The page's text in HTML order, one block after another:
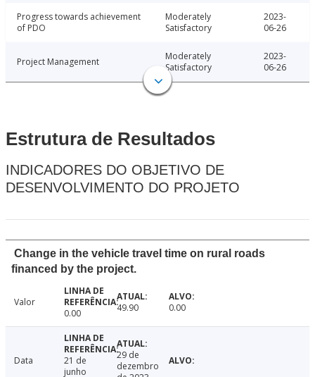
Progress towards achievement
of PDO
Moderately
Satisfactory
2023-
06-26
Project Management
Moderately
Satisfactory
2023-
06-26
Estrutura de Resultados
INDICADORES DO OBJETIVO DE
DESENVOLVIMENTO DO PROJETO
Change in the vehicle travel time on rural roads
financed by the project.
Valor
0.00
49.90 0.00
Data
21 de
junho
29 de
dezembro